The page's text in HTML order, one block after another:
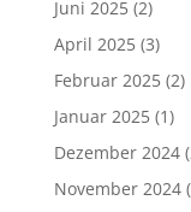
Juni 2025(2)
April 2025(3)
Februar 2025(2)
Januar 2025(1)
Dezember 2024
November 2024